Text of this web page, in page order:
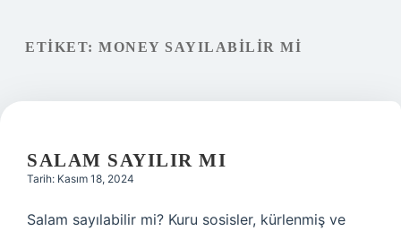
Yasal Uyarı
Hakkımızda
ETIKET: MONEY SAYILABILIR MI
SALAM SAYILIR MI
Tarih: Kasım 18, 2024
Salam sayılabilir mi? Kuru sosisler, kürlenmiş ve